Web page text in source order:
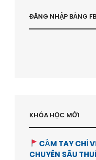
ĐĂNG NHẬP BẰNG FB
KHÓA HỌC MỚI
CẦM TAY CHỈ
CHUYÊN SÂU